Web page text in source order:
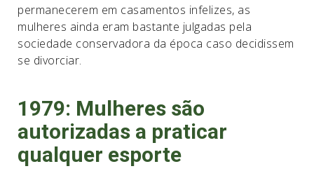
permanecerem em casamentos infelizes, as
mulheres ainda eram bastante julgadas pela
sociedade conservadora da época caso decidissem
se divorciar.
1979: Mulheres são
autorizadas a praticar
qualquer esporte